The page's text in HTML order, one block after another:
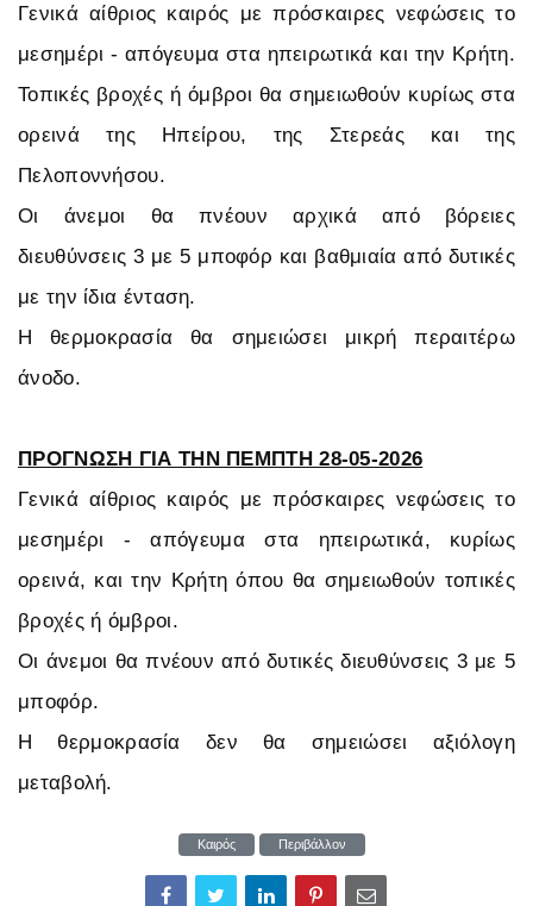
Γενικά αίθριος καιρός με πρόσκαιρες νεφώσεις το
μεσημέρι - απόγευμα στα ηπειρωτικά και την Κρήτη.
Τοπικές βροχές ή όμβροι θα σημειωθούν κυρίως στα
ορεινά της Ηπείρου, της Στερεάς και της
Πελοποννήσου.
Οι άνεμοι θα πνέουν αρχικά από βόρειες
διευθύνσεις 3 με 5 μποφόρ και βαθμιαία από δυτικές
με την ίδια ένταση.
Η θερμοκρασία θα σημειώσει μικρή περαιτέρω
άνοδο.
ΠΡΟΓΝΩΣΗ ΓΙΑ ΤΗΝ ΠΕΜΠΤΗ 28-05-2026
Γενικά αίθριος καιρός με πρόσκαιρες νεφώσεις το
μεσημέρι - απόγευμα στα ηπειρωτικά, κυρίως
ορεινά, και την Κρήτη όπου θα σημειωθούν τοπικές
βροχές ή όμβροι.
Οι άνεμοι θα πνέουν από δυτικές διευθύνσεις 3 με 5
μποφόρ.
Η θερμοκρασία δεν θα σημειώσει αξιόλογη
μεταβολή.
Καιρός Περιβάλλον